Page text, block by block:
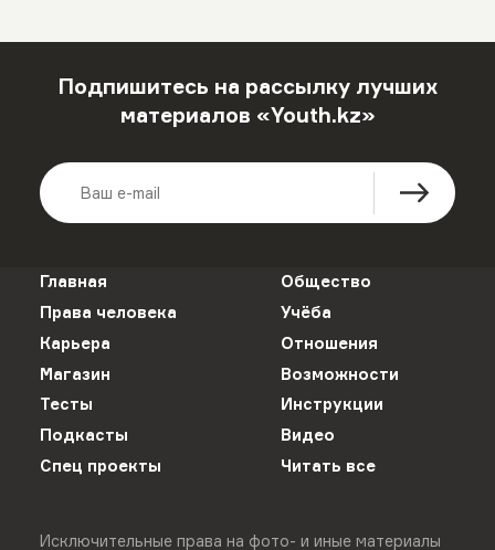
Подпишитесь на рассылку лучших
материалов «Youth.kz»
Главная
Общество
Права человека
Учёба
Карьера
Отношения
Магазин
Возможности
Тесты
Инструкции
Подкасты
Видео
Спец проекты
Читать все
Исключительные права на фото- и иные материалы